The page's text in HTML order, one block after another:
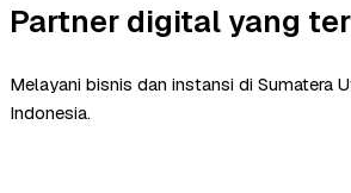
Partner digital yang
Melayani bisnis dan instansi di Sumatera
Indonesia.